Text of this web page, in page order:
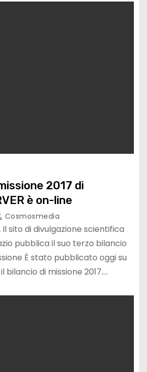
2017 di
è on-line
Cosmosmedia
Il sito di divulgazione scientifica
pubblica il suo terzo bilancio
È stato pubblicato oggi su
il bilancio di missione 2017.…